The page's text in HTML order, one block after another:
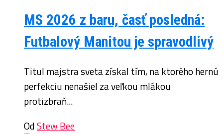
MS 2026 z baru, časť posledná:
Futbalový Manitou je spravodlivý
Titul majstra sveta získal tím, na ktorého hernú
perfekciu nenašiel za veľkou mlákou
protizbraň...
OdStew Bee